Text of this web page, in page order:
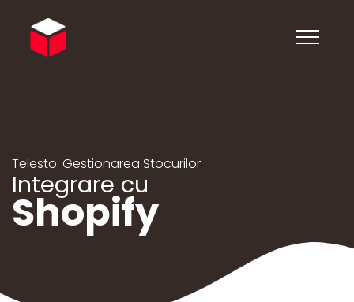
Telesto: Gestionarea Stocurilor
Integrare cu
Shopify